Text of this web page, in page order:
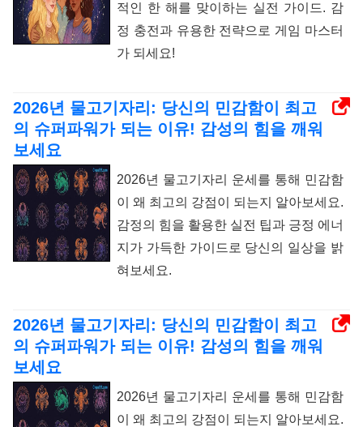
적인 한 해를 맞이하는 실전 가이드. 감
정 충전과 유용한 전략으로 게임 마스터
가 되세요!
2026년 물고기자리: 당신의 민감함이 최고
의 슈퍼파워가 되는 이유! 감성의 힘을 깨워
보세요
2026년 물고기자리 운세를 통해 민감함
이 왜 최고의 강점이 되는지 알아보세요.
감정의 힘을 활용한 실전 팁과 긍정 에너
지가 가득한 가이드로 당신의 일상을 밝
혀보세요.
2026년 물고기자리: 당신의 민감함이 최고
의 슈퍼파워가 되는 이유! 감성의 힘을 깨워
보세요
2026년 물고기자리 운세를 통해 민감함
이 왜 최고의 강점이 되는지 알아보세요.